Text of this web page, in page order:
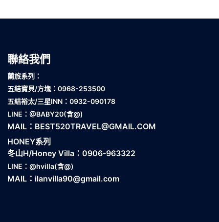
聯絡我們
蘭旅系列：
五結寶貝/方塊：0968-253500
五結裕太/三星INN：0932-090178
LINE： @BABY20(含@)
MAIL： BEST520TRAVEL@GMAIL.COM
HONEY系列
冬山H/Honey Villa：0906-963322
LINE： @hvilla(含@)
MAIL： ilanvilla90@gmail.com